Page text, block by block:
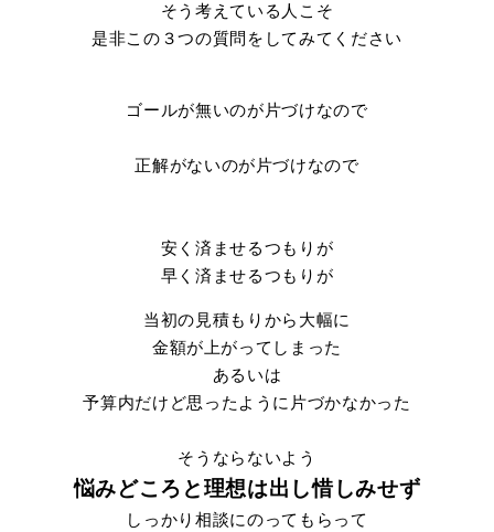
そう考えている人こそ
是非この３つの質問をしてみてください
ゴールが無いのが片づけなので
正解がないのが片づけなので
安く済ませるつもりが
早く済ませるつもりが
当初の見積もりから大幅に
金額が上がってしまった
あるいは
予算内だけど思ったように片づかなかった
そうならないよう
悩みどころと理想は出し惜しみせず
しっかり相談にのってもらって